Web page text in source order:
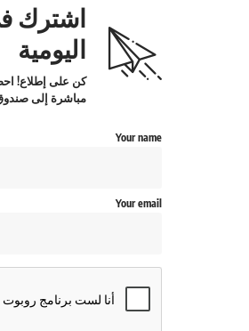
اشترك
اليومية
كن على إطلاع!
مباشرة إلى
Your name
Your email